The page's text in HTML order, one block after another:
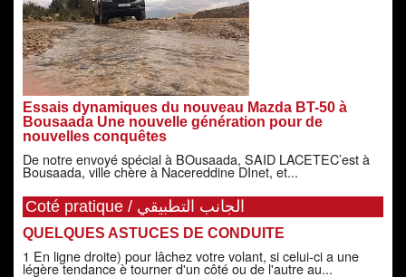
Essais dynamiques du nouveau Mazda BT-50 à
Bousaada Une nouvelle génération pour de
nouvelles conquêtes
De notre envoyé spécial à BOusaada, SAID LACETEC’est à
Bousaada, ville chère à Nacereddine DInet, et...
Coté pratique / الجانب التطبيقي
QUELQUES ASTUCES DE CONDUITE
1 En ligne droite) pour lâchez votre volant, si celui-ci a une
légère tendance è tourner d'un côté ou de l'autre au...